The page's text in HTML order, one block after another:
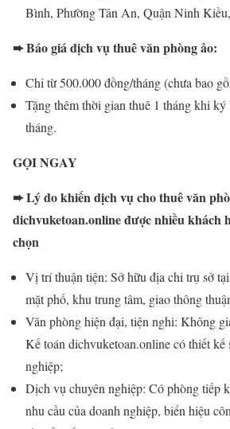
Bình, Phường Tân An, Quận Ninh
➨ Báo giá dịch vụ thuê văn phòng ảo:
Chỉ từ 500.000 đồng/tháng (chưa bao
Tặng thêm thời gian thuê 1 tháng khi
tháng.
GỌI NGAY
➨ Lý do khiến dịch vụ cho thuê văn
dichvuketoan.online được nhiều khách
chọn
Vị trí thuận tiện: Sở hữu địa chỉ trụ sở
mặt phố, khu trung tâm, giao thông
Văn phòng hiện đại, tiện nghi: Không
Kế toán dichvuketoan.online có thiết kế
nghiệp;
Dịch vụ chuyên nghiệp: Có phòng tiếp
nhu cầu của doanh nghiệp, biển hiệu